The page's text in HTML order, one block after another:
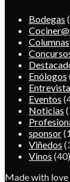
Bodegas
Columnas
Enólogos
Eventos
Noticias
sponsor
Viñedos
Vinos (40)
Made with